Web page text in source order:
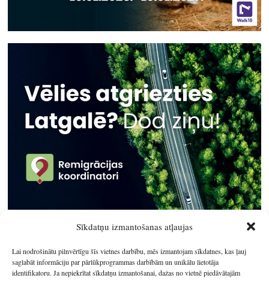
Sīkdatņu izmantošanas atļaujas
Lai nodrošinātu pilnvērtīgu šīs vietnes darbību, mēs izmantojam sīkdatnes, kas ļauj
saglabāt informāciju par pārlūkprogrammas darbībām un unikālu lietotāja
identifikatoru. Ja nepiekrītat sīkdatņu izmantošanai, dažas no vietnē piedāvātajām